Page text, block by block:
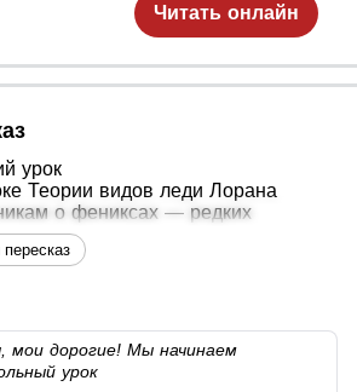
Читать онлайн
урок
Теории видов леди Лорана
о фениксах — редких
перерождаются в огне и
Она показывает картину
о перерождении на
во Врата, получает дар воды
барса Мура. Неуправляемая
мои дорогие! Мы начинаем
урок